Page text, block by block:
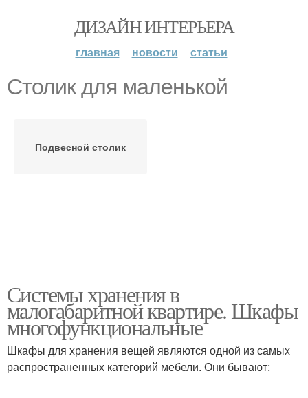
ДИЗАЙН ИНТЕРЬЕРА
главная новости статьи
Столик для маленькой
Подвесной столик
Системы хранения в
малогабаритной квартире. Шкафы
многофункциональные
Шкафы для хранения вещей являются одной из самых
распространенных категорий мебели. Они бывают: